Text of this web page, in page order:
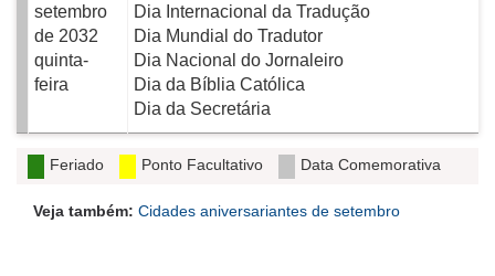
setembro
de 2032
quinta-
feira
Dia Internacional da Tradução
Dia Mundial do Tradutor
Dia Nacional do Jornaleiro
Dia da Bíblia Católica
Dia da Secretária
Feriado Ponto Facultativo Data Comemorativa
Veja também: Cidades aniversariantes de setembro